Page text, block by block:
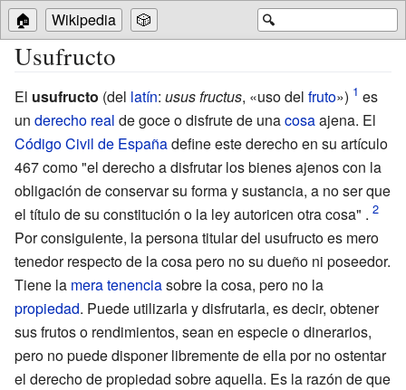
🔍
🏠 Wikipedia 🎲
Usufructo
El usufructo (del latín: usus fructus, «uso del fruto»)
es
un derecho real de goce o disfrute de unacosaajena. El
Código Civil de Españadefine este derecho en su artículo
467 como "el derecho a disfrutar los bienes ajenos con la
obligación de conservar su forma y sustancia, a no ser que
el título de su constitución o la ley autoricen otra cosa" .
Por consiguiente, la persona titular del usufructo es mero
tenedor respecto de la cosa pero no su dueño ni poseedor.
Tiene la mera tenenciasobre la cosa, pero no la
propiedad. Puede utilizarla y disfrutarla, es decir, obtener
sus frutos o rendimientos, sean en especie o dinerarios,
pero no puede disponer libremente de ella por no ostentar
el derecho de propiedad sobre aquella. Es la razón de que